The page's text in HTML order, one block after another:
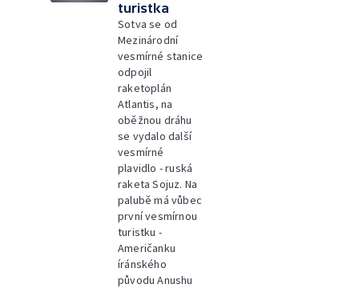
turistka
Sotva se od
Mezinárodní
vesmírné stanice
odpojil
raketoplán
Atlantis, na
oběžnou dráhu
se vydalo další
vesmírné
plavidlo - ruská
raketa Sojuz. Na
palubě má vůbec
první vesmírnou
turistku -
Američanku
íránského
původu Anushu